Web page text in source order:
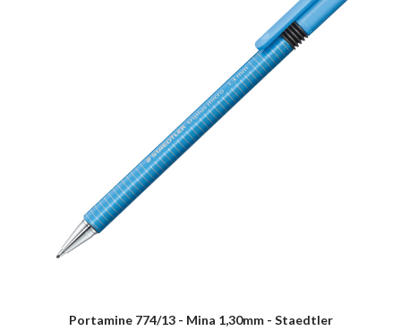
Portamine 774/13 - Mina 1,30mm - Staedtler